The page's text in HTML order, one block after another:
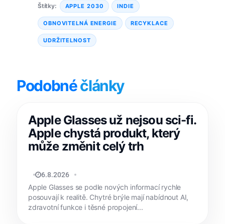
Štítky: APPLE 2030 INDIE
OBNOVITELNÁ ENERGIE RECYKLACE
UDRŽITELNOST
Podobnéčlánky
Apple Glasses už nejsou sci-fi.
Apple chystá produkt, který
může změnit celý trh
MATYÁŠ KOZÁK
6.8.2026
Apple Glasses se podle nových informací rychle
posouvají k realitě. Chytré brýle mají nabídnout AI,
zdravotní funkce i těsné propojení...